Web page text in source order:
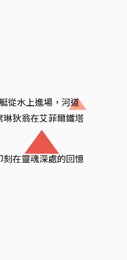
從水上進場，河道
狄翁在艾菲爾鐵塔
在靈魂深處的回憶